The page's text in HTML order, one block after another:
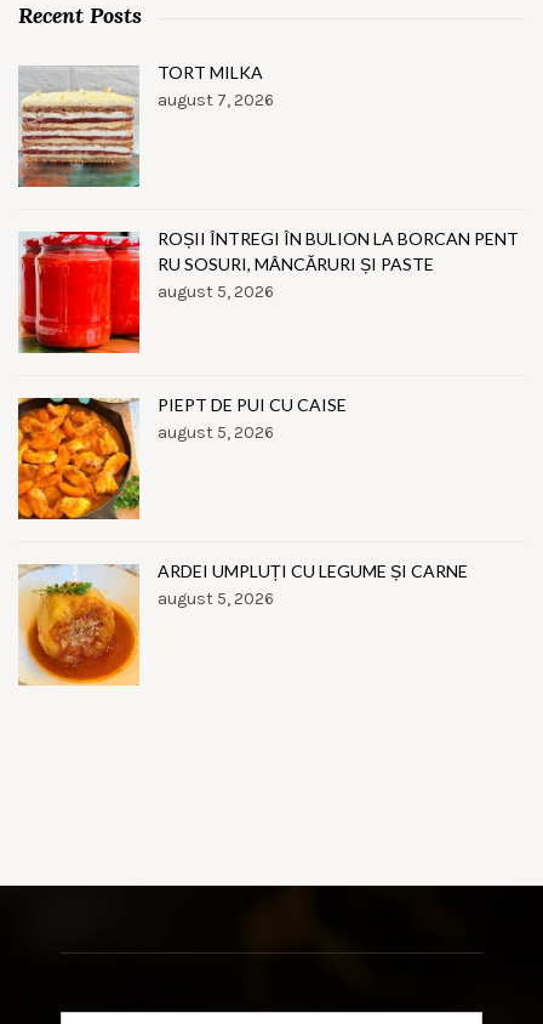
Recent Posts
TORT MILKA
august 7, 2026
ROȘII ÎNTREGI ÎN BULION LA BORCAN PENT
RU SOSURI, MÂNCĂRURI ȘI PASTE
august 5, 2026
PIEPT DE PUI CU CAISE
august 5, 2026
ARDEI UMPLUȚI CU LEGUME ȘI CARNE
august 5, 2026
Search